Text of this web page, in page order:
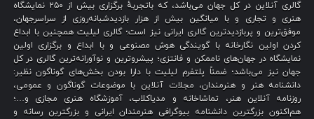
گالری آنلاین در کل جهان می‌باشد، که باتجربهٔ برگزاری بیش از ۲۵۰ نمایشگاه
هنری و تجاری و با میانگین بیش از هزار بازدیدشبانه‌روزی از سراسرجهان،
موفق‌ترین و پربازدیدترین گالری ایرانی نیز است؛ گالری لیلیت همچنین با ابداع
کردن اولین نگارخانه با گویندگی هوش مصنوعی و با ابداع و برگزاری اولین
نمایشگاه در جهان‌های ناممکن و فانتزی؛ پیشروترین و نوآورانه‌ترین گالری در کل
جهان نیز می‌باشد؛ ضمناً پلتفرم لیلیت با دارا بودن بخش‌های گوناگون نظیر:
دانشنامه هنر و هنرمندان، مجلات آنلاین با موضوعات گوناگون و عمومی،
روزنامه آنلاین هنر، تماشاخانه و مدیاکلاب، آموزشگاه هنری مجازی و…؛
هم‌اکنون بزرگترین دانشنامه بیوگرافی هنرمندان ایرانی و بزرگترین رسانه و